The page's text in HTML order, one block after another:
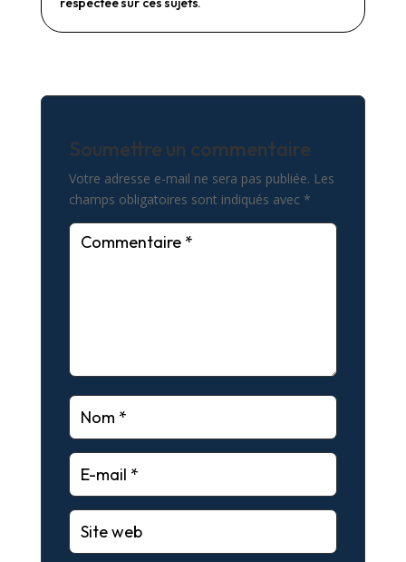
Soumettre un commentaire
Votre adresse e-mail ne sera pas publiée. Les
champs obligatoires sont indiqués avec *